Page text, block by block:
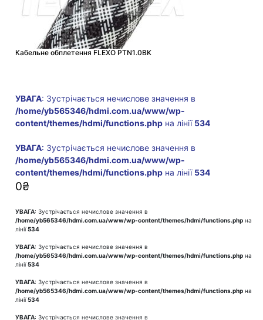
Кабельне обплетення FLEXO PTN1.0BK
УВАГА: Зустрічається нечислове значення в
/home/yb565346/hdmi.com.ua/www/wp-
content/themes/hdmi/functions.php на лінії 534
УВАГА: Зустрічається нечислове значення в
/home/yb565346/hdmi.com.ua/www/wp-
content/themes/hdmi/functions.php на лінії 534
0₴
УВАГА: Зустрічається нечислове значення в
/home/yb565346/hdmi.com.ua/www/wp-content/themes/hdmi/functions.php на
лінії534
УВАГА: Зустрічається нечислове значення в
/home/yb565346/hdmi.com.ua/www/wp-content/themes/hdmi/functions.php на
лінії534
УВАГА: Зустрічається нечислове значення в
/home/yb565346/hdmi.com.ua/www/wp-content/themes/hdmi/functions.php на
лінії534
УВАГА: Зустрічається нечислове значення в